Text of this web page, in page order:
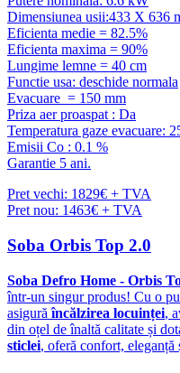
Dimensiunea usii:433 X 636
Eficienta medie = 82.5%
Eficienta maxima = 90%
Lungime lemne = 40 cm
Functie usa: deschide normala
Evacuare = 150 mm
Priza aer proaspat : Da
Temperatura gaze evacuare:
Emisii Co : 0.1 %
Garantie 5 ani.
Pret vechi: 1829€ + TVA
Pret nou: 1463€ + TVA
Soba Orbis Top 2.0
Soba Defro Home - Orbis
într-un singur produs! Cu o
asigurăîncălzirea locuinței,
din oțel de înaltă calitate și
sticlei, oferă confort,